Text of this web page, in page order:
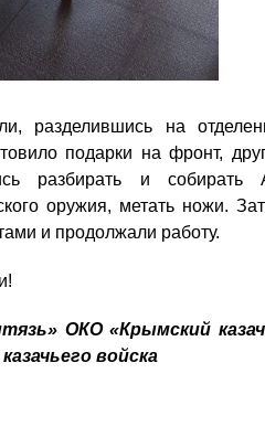
разделившись на
подарки на фронт,
разбирать и собирать
оружия, метать ножи.
и продолжали работу.
ОКО «Крымский
войска